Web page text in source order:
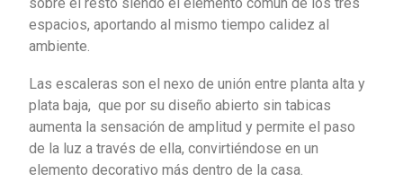
espacios, aportando al mismo tiempo calidez al
ambiente.
Las escaleras son el nexo de unión entre planta alta y
plata baja, que por su diseño abierto sin tabicas
aumenta la sensación de amplitud y permite el paso
de la luz a través de ella, convirtiéndose en un
elemento decorativo más dentro de la casa.